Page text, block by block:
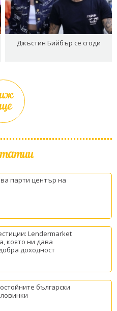
Джъстин Бийбър се сгоди
парти център на
Lendermarket
която ни дава
доходност
български